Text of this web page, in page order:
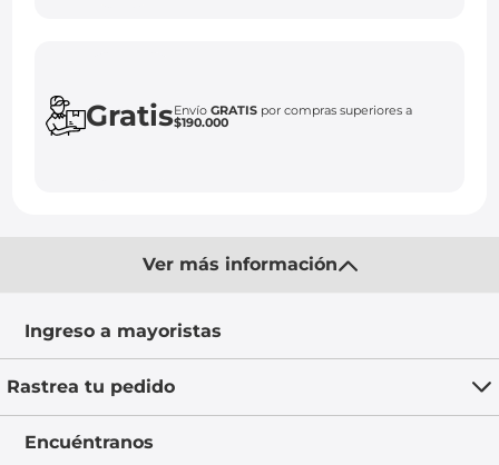
GratisEnvíoGRATIS por compras superiores a
$190.000
Ver más información
Ingreso a mayoristas
Rastrea tu pedido
Encuéntranos